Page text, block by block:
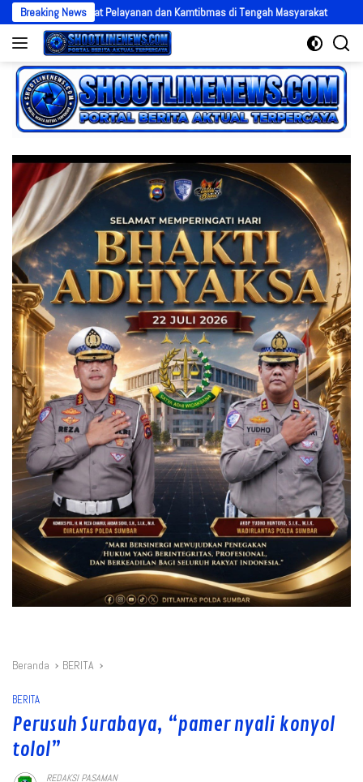
Langsung
ke
konten
Breaking News
Pelayanan dan Kamtibmas di Tengah Masyarakat Polres Kendal
Beranda BERITA
BERITA
Perusuh Surabaya, “pamer nyali konyol
tolol”
REDAKSI PASAMAN